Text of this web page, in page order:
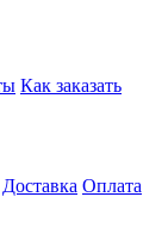
Как заказать
Доставка Оплата